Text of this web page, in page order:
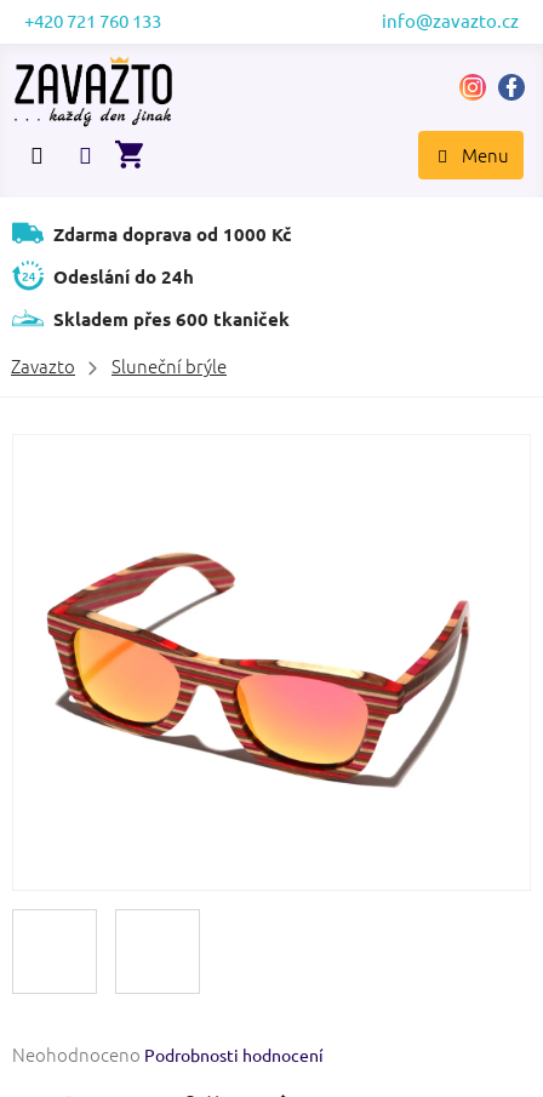
Přejít
obsah
+420 721 760 133 info@zavazto.cz
NÁKUPNÍ
Zdarma doprava od 1000 Kč
Odeslání do 24h
Skladem přes 600 tkaniček
Zavazto Sluneční brýle
Průměrné
Neohodnoceno Podrobnosti hodnocení